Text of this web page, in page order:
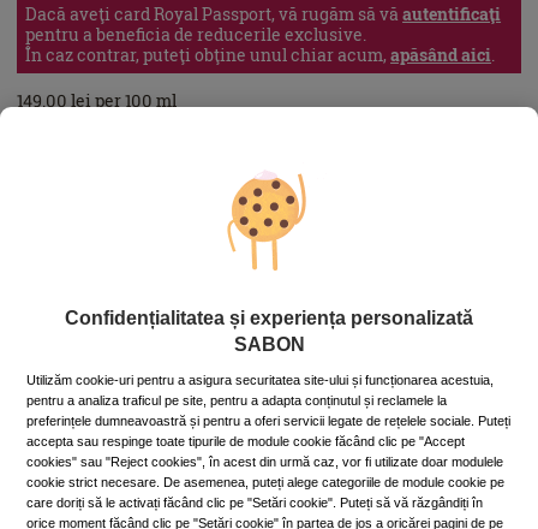
Dacă aveţi card Royal Passport, vă rugăm să văautentificaţi
pentru a beneficia de reducerile exclusive.
În caz contrar, puteţi obţine unul chiar acum,apăsând aici.
149.00 leiper 100 ml
ADAUGĂ ÎN COŞ
Cumperi acum, plătești mai târziu
În funcție de cardul tău de credit, poți plăti în până la 6 rate alegând
varianta potrivită direct pe pagina procesatorului de plăți PayU.Află mai
Ridicare gratuită din magazine
Livrare prin curier: 15 lei (GRATIS pentru comenzi peste 230 lei)
• Livrare la Easybox: 10 lei (GRATIS pentru comenzi peste 230 lei)
Confidențialitatea și experiența personalizată
SABON
Utilizăm cookie-uri pentru a asigura securitatea site-ului și funcționarea acestuia,
pentru a analiza traficul pe site, pentru a adapta conținutul și reclamele la
preferințele dumneavoastră și pentru a oferi servicii legate de rețelele sociale. Puteți
accepta sau respinge toate tipurile de module cookie făcând clic pe "Accept
cookies" sau "Reject cookies", în acest din urmă caz, vor fi utilizate doar modulele
cookie strict necesare. De asemenea, puteți alege categoriile de module cookie pe
care doriți să le activați făcând clic pe "Setări cookie". Puteți să vă răzgândiți în
orice moment făcând clic pe "Setări cookie" în partea de jos a oricărei pagini de pe